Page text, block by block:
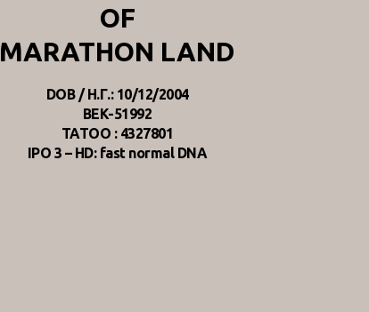
OF
MARATHON LAND
DOB / Η.Γ.: 10/12/2004
BEK-51992
TATOO : 4327801
IPO 3 – HD: fast normal DNA